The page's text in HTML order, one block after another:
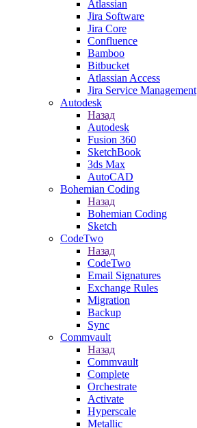
Atlassian
Jira Software
Jira Core
Confluence
Bamboo
Bitbucket
Atlassian Access
Jira Service Management
Autodesk
Назад
Autodesk
Fusion 360
SketchBook
3ds Max
AutoCAD
Bohemian Coding
Назад
Bohemian Coding
Sketch
CodeTwo
Назад
CodeTwo
Email Signatures
Exchange Rules
Migration
Backup
Sync
Commvault
Назад
Commvault
Complete
Orchestrate
Activate
Hyperscale
Metallic